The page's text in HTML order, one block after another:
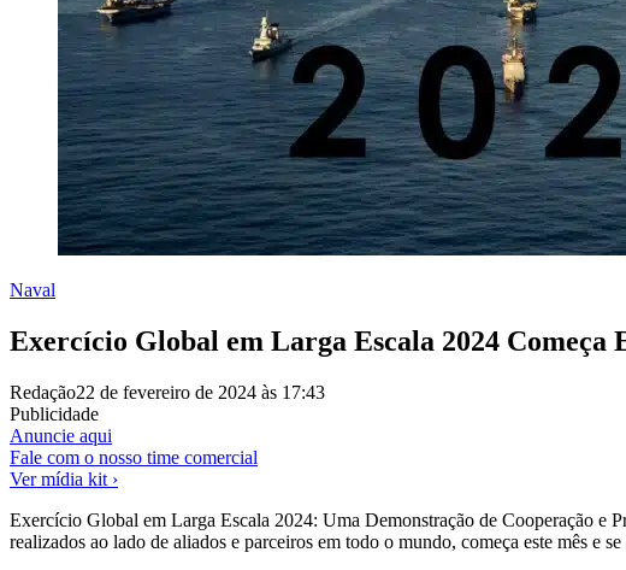
Naval
Exercício Global em Larga Escala 2024 Começa
Redação22 de fevereiro de 2024 às 17:43
Publicidade
Anuncie aqui
Fale com o nosso time comercial
Ver mídia kit ›
Exercício Global em Larga Escala 2024: Uma Demonstração de Cooperação
realizados ao lado de aliados e parceiros em todo o mundo, começa este mês e